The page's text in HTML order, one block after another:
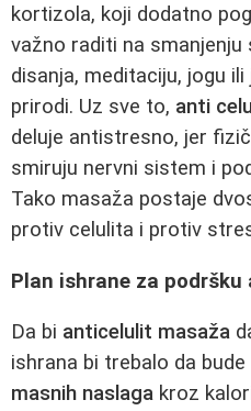
kortizola, koji dodatno
važno raditi na
disanja, meditaciju, jogu
prirodi. Uz sve to, anti
deluje antistresno, jer
smiruju nervni sistem i
Tako masaža postaje
protiv celulita i protiv
Plan ishrane za
Da bi anticelulit masaža
ishrana bi trebalo da
masnih naslaga kroz